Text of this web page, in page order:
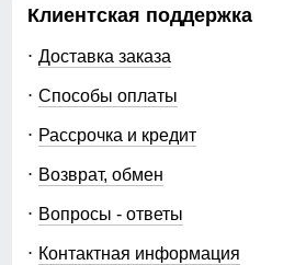
Клиентская поддержка
Доставка заказа
Способы оплаты
Рассрочка и кредит
Возврат, обмен
Вопросы - ответы
Контактная информация